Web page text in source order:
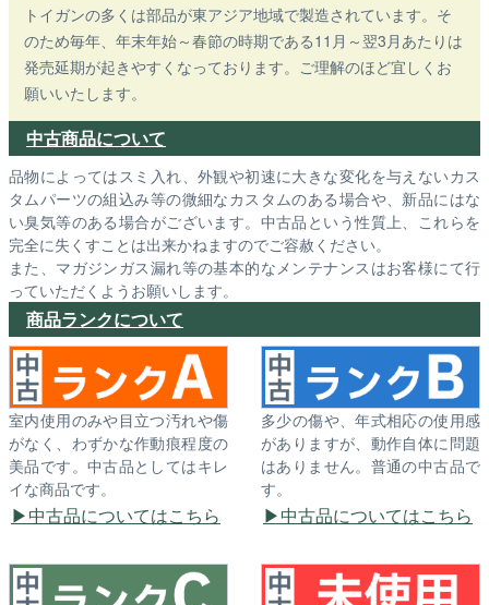
トイガンの多くは部品が東アジア地域で製造されています。そ
のため毎年、年末年始～春節の時期である11月～翌3月あたりは
発売延期が起きやすくなっております。ご理解のほど宜しくお
願いいたします。
中古商品について
品物によってはスミ入れ、外観や初速に大きな変化を与えないカス
タムパーツの組込み等の微細なカスタムのある場合や、新品にはな
い臭気等のある場合がございます。中古品という性質上、これらを
完全に失くすことは出来かねますのでご容赦ください。
また、マガジンガス漏れ等の基本的なメンテナンスはお客様にて行
っていただくようお願いします。
商品ランクについて
室内使用のみや目立つ汚れや傷
がなく、わずかな作動痕程度の
美品です。中古品としてはキレ
イな商品です。
中古品についてはこちら
多少の傷や、年式相応の使用感
がありますが、動作自体に問題
はありません。普通の中古品で
す。
中古品についてはこちら